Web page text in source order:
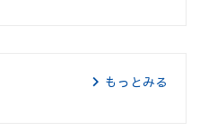
もっとみる